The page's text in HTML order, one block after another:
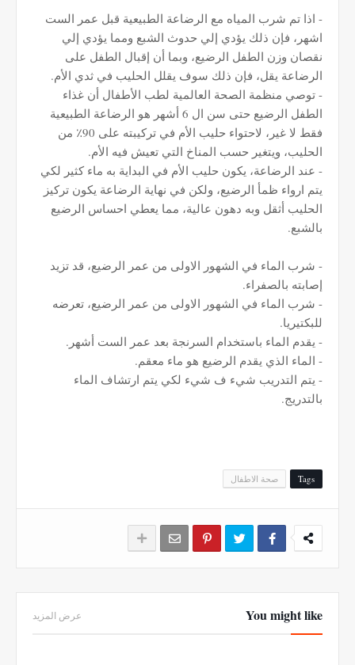
- اذا تم شرب المياه مع الرضاعة الطبيعية قبل عمر الست
اشهر، فإن ذلك يؤدي إلي حدوث الشبع ومما يؤدي إلي
نقصان وزن الطفل الرضيع، وبما أن إقبال الطفل على
الرضاعة يقل، فإن ذلك سوف يقلل الحليب في ثدي الأم.
- توصي منظمة الصحة العالمية لطب الأطفال أن غذاء
الطفل الرضيع حتى سن ال 6 أشهر هو الرضاعة الطبيعية
فقط لا غير، لاحتواء حليب الأم في تركيبته على 90٪ من
الحليب، ويتغير حسب المناخ التي تعيش فيه الأم.
- عند الرضاعة، يكون حليب الأم في البداية به ماء كثير لكي
يتم ارواء ظمأ الرضيع، ولكن في نهاية الرضاعة يكون تركيز
الحليب أثقل وبه دهون عالية، مما يعطي احساس الرضيع
بالشبع.
- شرب الماء في الشهور الاولى من عمر الرضيع، قد تزيد
إصابته بالصفراء.
- شرب الماء في الشهور الاولى من عمر الرضيع، تعرضه
للبكتيريا.
- يقدم الماء باستخدام السرنجة بعد عمر الست أشهر.
- الماء الذي يقدم الرضيع هو ماء معقم.
- يتم التدريب شيء ف شيء لكي يتم ارتشاف الماء
بالتدريج.
Tags صحة الاطفال
You might like عرض المزيد